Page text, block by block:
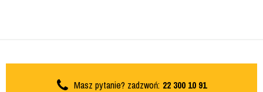
Masz pytanie? zadzwoń: 22 300 10 91